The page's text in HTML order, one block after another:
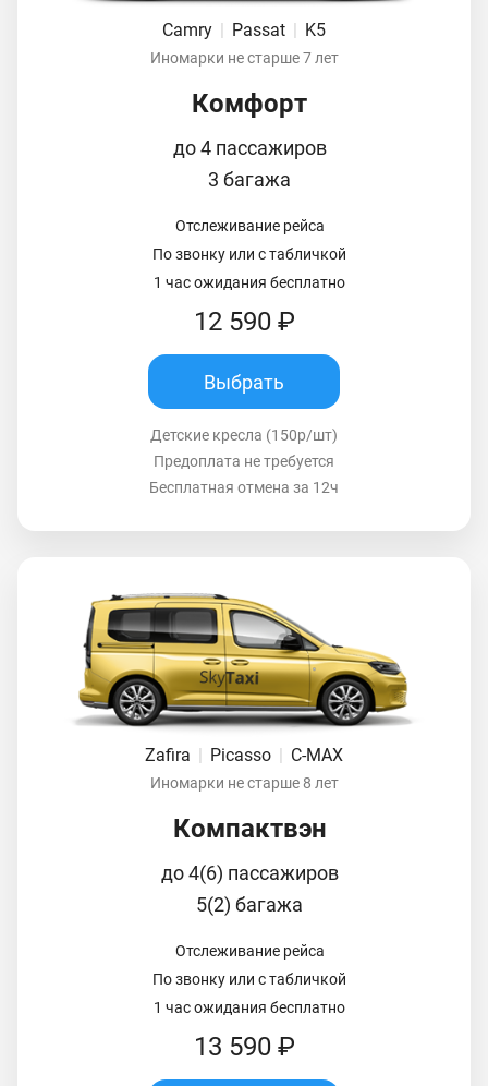
Camry Passat K5
Иномарки не старше 7 лет
Комфорт
до 4 пассажиров
3 багажа
Отслеживание рейса
По звонку или с табличкой
1 час ожидания бесплатно
12 590 ₽
Выбрать
Детские кресла (150р/шт)
Предоплата не требуется
Бесплатная отмена за 12ч
Zafira | Picasso | C-MAX
Иномарки не старше 8 лет
Компактвэн
до 4(6) пассажиров
5(2) багажа
Отслеживание рейса
По звонку или с табличкой
1 час ожидания бесплатно
13 590 ₽